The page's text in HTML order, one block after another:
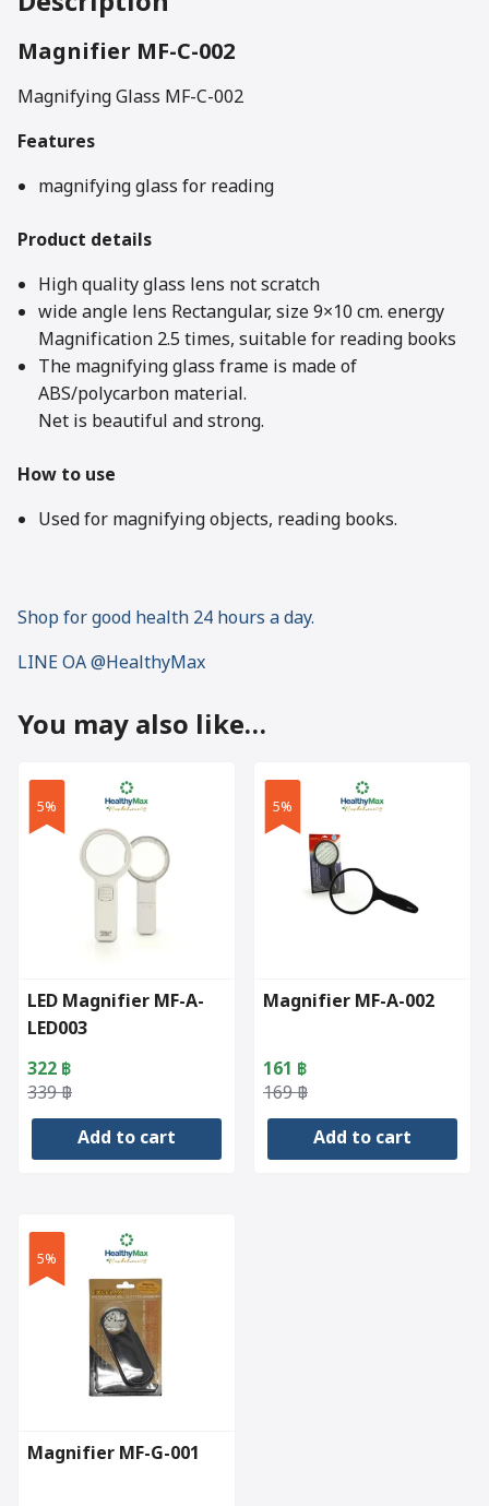
Magnifier MF-C-002
Magnifying Glass MF-C-002
Features
magnifying glass for reading
Product details
High quality glass lens not scratch
wide angle lens Rectangular, size 9×10 cm. energy
Magnification 2.5 times, suitable for reading books
The magnifying glass frame is made of
ABS/polycarbon material.
Net is beautiful and strong.
How to use
Used for magnifying objects, reading books.
Shop for good health 24 hours a day.
LINE OA @HealthyMax
You may also like…
5%
LED Magnifier MF-A-
LED003
339฿
Original
price
322 ฿
Current
price
Add to cart
5%
Magnifier MF-A-002
169฿
Original
price
161 ฿
Current
price
Add to cart
5%
Magnifier MF-G-001